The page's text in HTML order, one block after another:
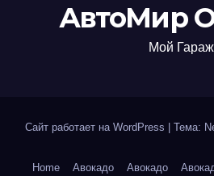
АвтоМир
Мой Гараж
Сайт работает на WordPress Тема:
Home Авокадо Авокадо